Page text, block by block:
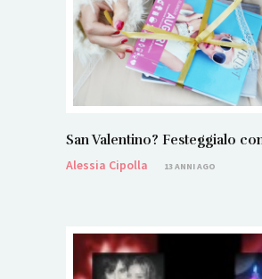
San Valentino? Festeggialo
Alessia Cipolla
13 ANNI AGO